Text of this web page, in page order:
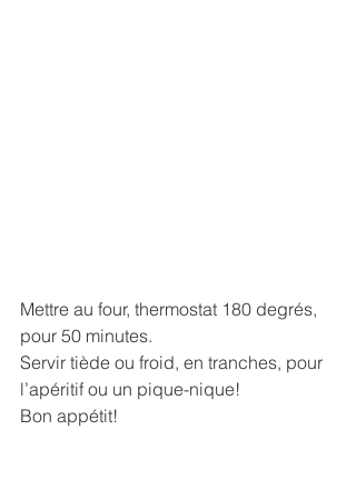
Mettre au four, thermostat 180 degrés,
pour 50 minutes.
Servir tiède ou froid, en tranches, pour
l’apéritif ou un pique-nique!
Bon appétit!